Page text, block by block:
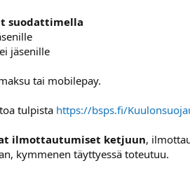
suodattimella
jäsenille
tai mobilepay.
tulpista https://bsps.fi/
ilmottautumiset ketjuun,
kymmenen täyttyessä toteutuu.